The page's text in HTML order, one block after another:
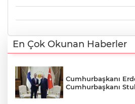
En Çok Okunan Haberler
Cumhurbaşkanı
Cumhurbaşkanı